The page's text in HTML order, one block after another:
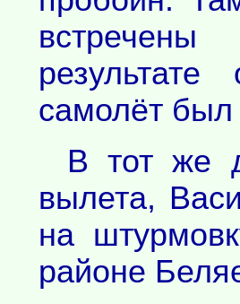
самолёт был
В тот же
вылета,
на
районе